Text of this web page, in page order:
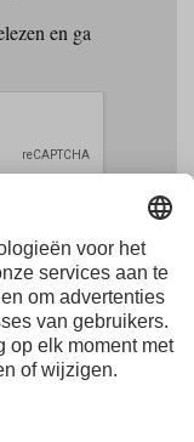
en ga
PinterestFeed